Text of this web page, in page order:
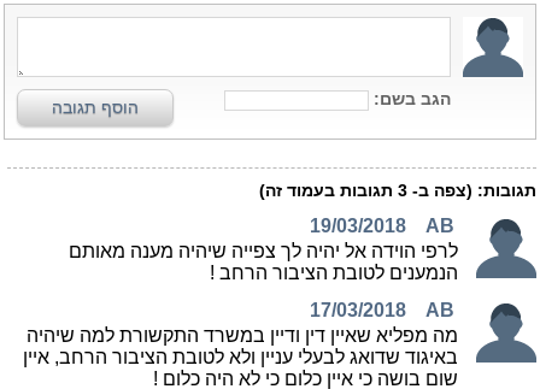
הגב בשם: הוסף תגובה
תגובות: (צפה ב- 3 תגובות בעמוד זה)
AB
19/03/2018
לרפי הוידה אל יהיה לך צפייה שיהיה מענה מאותם
הנמענים לטובת הציבור הרחב !
AB
17/03/2018
מה מפליא שאיין דין ודיין במשרד התקשורת למה שיהיה
באיגוד שדואג לבעלי עניין ולא לטובת הציבור הרחב, איין
שום בושה כי איין כלום כי לא היה כלום !